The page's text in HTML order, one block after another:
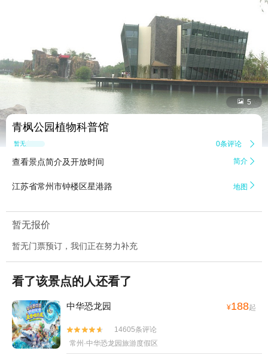
 5
青枫公园植物科普馆
暂无点评 0条评论 
查看景点简介及开放时间 简介 
江苏省常州市钟楼区星港路 地图 
暂无报价
暂无门票预订，我们正在努力补充
看了该景点的人还看了
中华恐龙园 ¥188起


14605条评论
常州·中华恐龙园旅游度假区